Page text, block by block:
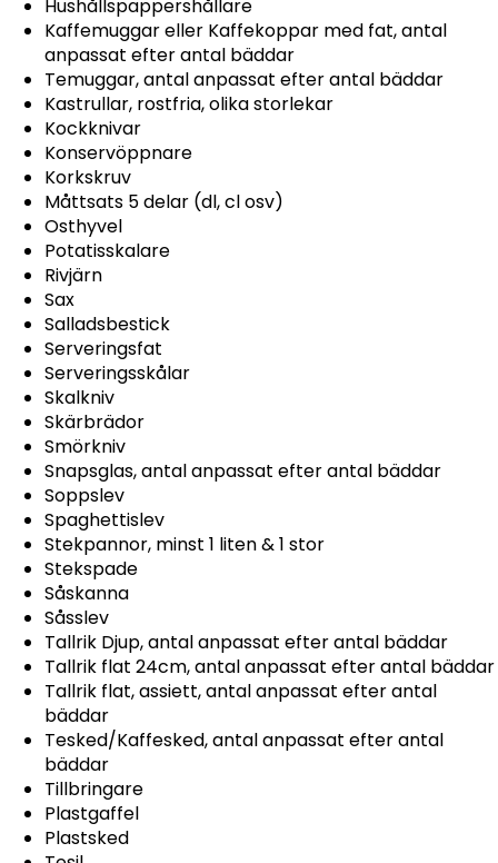
Hushållspappershållare
Kaffemuggar eller Kaffekoppar med fat, antal
anpassat efter antal bäddar
Temuggar, antal anpassat efter antal bäddar
Kastrullar, rostfria, olika storlekar
Kockknivar
Konservöppnare
Korkskruv
Måttsats 5 delar (dl, cl osv)
Osthyvel
Potatisskalare
Rivjärn
Sax
Salladsbestick
Serveringsfat
Serveringsskålar
Skalkniv
Skärbrädor
Smörkniv
Snapsglas, antal anpassat efter antal bäddar
Soppslev
Spaghettislev
Stekpannor, minst 1 liten & 1 stor
Stekspade
Såskanna
Såsslev
Tallrik Djup, antal anpassat efter antal bäddar
Tallrik flat 24cm, antal anpassat efter antal bäddar
Tallrik flat, assiett, antal anpassat efter antal
bäddar
Tesked/Kaffesked, antal anpassat efter antal
bäddar
Tillbringare
Plastgaffel
Plastsked